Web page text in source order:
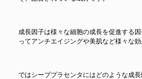
成長因子は様々な細胞の成長を促進する
ってアンチエイジングや美肌など様々な効
ではシーププラセンタにはどのような成